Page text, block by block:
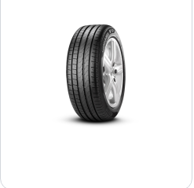
PZ4
(MOE-S)
ncs